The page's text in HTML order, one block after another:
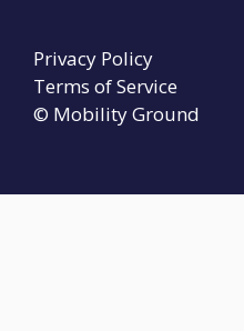
© Mobility Ground
Privacy Policy
Terms of Service